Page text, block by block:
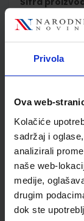
Privola
Ova web-
Kolačiće
sadržaj i
analizirali
naše web-
medije,
drugim
dok ste
Jedinična
Nakladnik
Autor
Vrsta škole
Nastavni
Reg br min